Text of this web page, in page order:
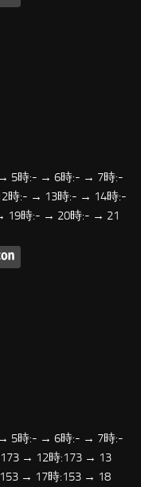
5時:- → 6時:- → 7時:-
時:- → 13時:- → 14時:-
19時:- → 20時:- → 21
5時:- → 6時:- → 7時:-
→ 12時:173 → 13
→ 17時:153 → 18